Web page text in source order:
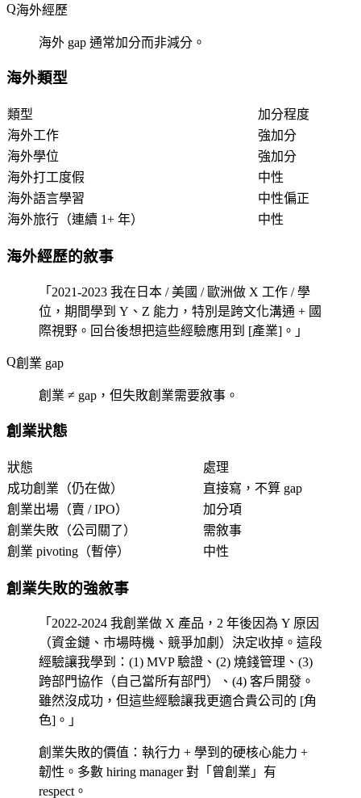
海外經歷
海外 gap 通常加分而非減分。
海外類型
類型
加分程度
海外工作
強加分
海外學位
強加分
海外打工度假
中性
海外語言學習
中性偏正
海外旅行（連續 1+ 年）
中性
海外經歷的敘事
「2021-2023 我在日本 / 美國 / 歐洲做 X 工作 / 學
位，期間學到 Y、Z 能力，特別是跨文化溝通 + 國
際視野。回台後想把這些經驗應用到 [產業]。」
創業 gap
創業 ≠ gap，但失敗創業需要敘事。
創業狀態
狀態
處理
成功創業（仍在做）
直接寫，不算 gap
創業出場（賣 / IPO）
加分項
創業失敗（公司關了）
需敘事
創業 pivoting（暫停）
中性
創業失敗的強敘事
「2022-2024 我創業做 X 產品，2 年後因為 Y 原因
（資金鏈、市場時機、競爭加劇）決定收掉。這段
經驗讓我學到：(1) MVP 驗證、(2) 燒錢管理、(3)
跨部門協作（自己當所有部門）、(4) 客戶開發。
雖然沒成功，但這些經驗讓我更適合貴公司的 [角
色]。」
創業失敗的價值：執行力 + 學到的硬核心能力 +
韌性。多數 hiring manager 對「曾創業」有
respect。